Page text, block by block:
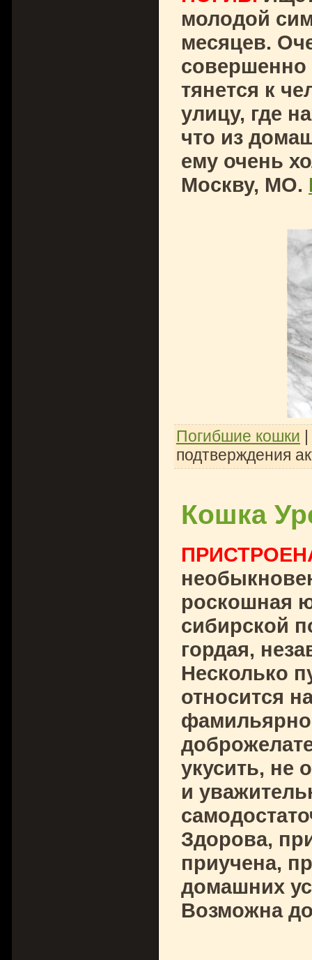
молодой
месяцев.
совершенно
тянется к
улицу, где
что из
ему очень
Москву, МО.
Погибшие кошки
подтверждения
Кошка
роскошная
сибирской
гордая,
Несколько
относится
укусить, не
и
Здорова,
приучена,
домашних
Возможна